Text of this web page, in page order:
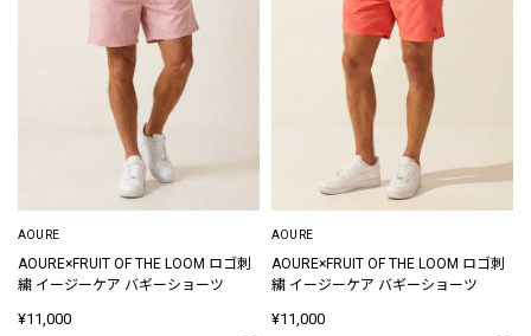
AOURE
AOURE×FRUIT OF THE LOOM ロゴ刺
繍 イージーケア バギーショーツ
¥11,000
AOURE
AOURE×FRUIT OF THE LOOM ロゴ刺
繍 イージーケア バギーショーツ
¥11,000